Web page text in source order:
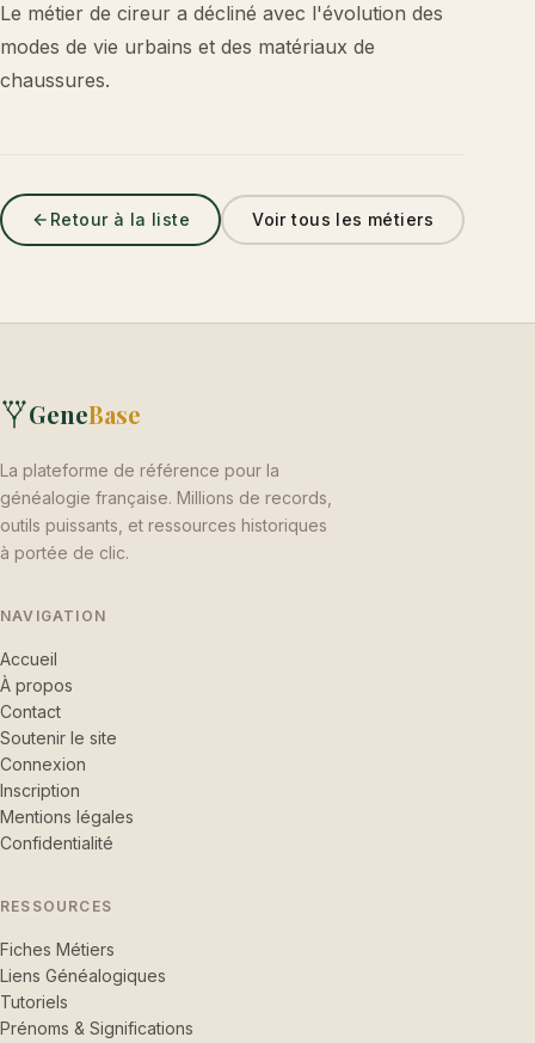
Le métier de cireur a décliné avec l'évolution des
modes de vie urbains et des matériaux de
chaussures.
Retour à la liste Voir tous les métiers
GeneBase
La plateforme de référence pour la
généalogie française. Millions de records,
outils puissants, et ressources historiques
à portée de clic.
NAVIGATION
Accueil
À propos
Contact
Soutenir le site
Connexion
Inscription
Mentions légales
Confidentialité
RESSOURCES
Fiches Métiers
Liens Généalogiques
Tutoriels
Prénoms & Significations